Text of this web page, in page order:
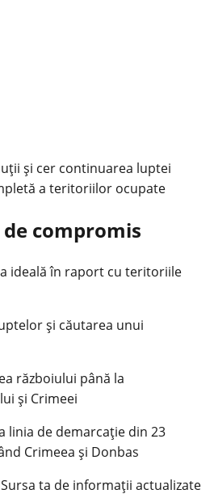
și cer continuarea luptei
a teritoriilor ocupate
compromis
ideală în raport cu teritoriile
și căutarea unui
războiului până la
și Crimeei
linia de demarcație din 23
Crimeea și Donbas
ta de informații actualizate